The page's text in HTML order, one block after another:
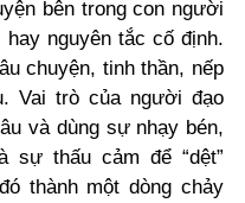
bên trong con người
nguyên tắc cố định.
chuyện, tinh thần, nếp
Vai trò của người đạo
và dùng sự nhạy bén,
sự thấu cảm để “dệt”
thành một dòng chảy